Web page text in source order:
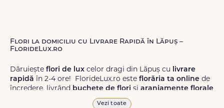
Flori la domiciliu cu Livrare Rapidă în Lăpuș –
FlorideLux.ro
Dăruiește flori de lux celor dragi din Lăpuș cu livrare
rapidă în 2-4 ore! FlorideLux.ro este florăria ta online de
încredere, livrând buchete de flori și aranjamente florale
de calitate superioară în Lăpuș și în toată România.
Vezi toate